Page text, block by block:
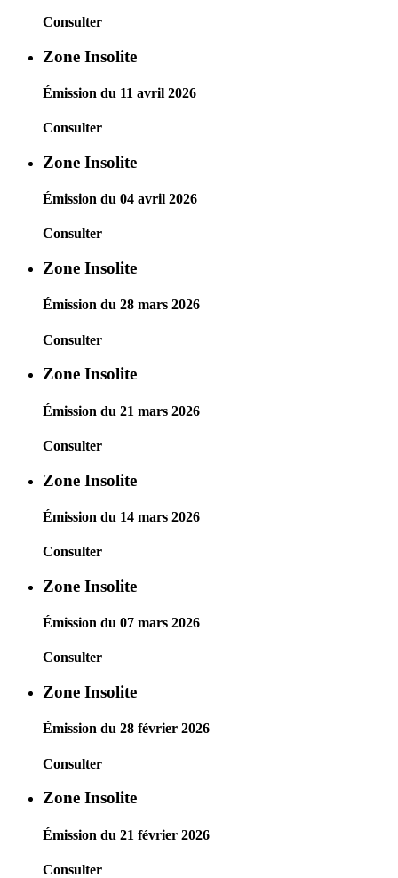
Consulter
Zone Insolite
Émission du 11 avril 2026
Consulter
Zone Insolite
Émission du 04 avril 2026
Consulter
Zone Insolite
Émission du 28 mars 2026
Consulter
Zone Insolite
Émission du 21 mars 2026
Consulter
Zone Insolite
Émission du 14 mars 2026
Consulter
Zone Insolite
Émission du 07 mars 2026
Consulter
Zone Insolite
Émission du 28 février 2026
Consulter
Zone Insolite
Émission du 21 février 2026
Consulter